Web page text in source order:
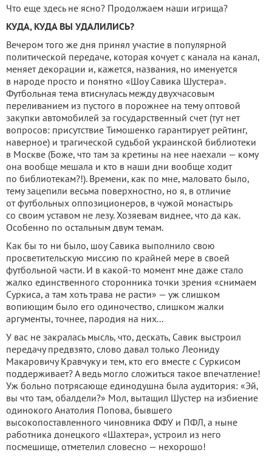
Что еще здесь не ясно? Продолжаем наши игрища?
КУДА, КУДА ВЫ УДАЛИЛИСЬ?
Вечером того же дня принял участие в популярной
политической передаче, которая кочует с канала на канал,
меняет декорации и, кажется, названия, но именуется
в народе просто и понятно «Шоу Савика Шустера».
Футбольная тема втиснулась между двухчасовым
переливанием из пустого в порожнее на тему оптовой
закупки автомобилей за государственный счет (тут нет
вопросов: присутствие Тимошенко гарантирует рейтинг,
наверное) и трагической судьбой украинской библиотеки
в Москве (Боже, что там за кретины на нее наехали — кому
она вообще мешала и кто в наши дни вообще ходит
по библиотекам?!). Времени, как по мне, маловато было,
тему зацепили весьма поверхностно, но я, в отличие
от футбольных оппозиционеров, в чужой монастырь
со своим уставом не лезу. Хозяевам виднее, что да как.
Особенно по остальным двум темам.
Как бы то ни было, шоу Савика выполнило свою
просветительскую миссию по крайней мере в своей
футбольной части. И в какой-то момент мне даже стало
жалко единственного сторонника точки зрения «снимаем
Суркиса, а там хоть трава не расти» — уж слишком
вопиющим было его одиночество, слишком жалки
аргументы, точнее, пародия на них...
У вас не закралась мысль, что, дескать, Савик выстроил
передачу предвзято, слово давал только Леониду
Макаровичу Кравчуку и тем, кто его вместе с Суркисом
поддерживает? А ведь могло сложиться такое впечатление!
Уж больно потрясающе единодушна была аудитория: «Эй,
вы что там, обалдели?» Мол, вытащил Шустер на избиение
одинокого Анатолия Попова, бывшего
высокопоставленного чиновника ФФУ и ПФЛ, а ныне
работника донецкого «Шахтера», устроил из него
посмешище, отметелил словесно — нехорошо!